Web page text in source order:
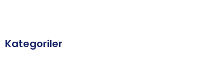
Kategoriler